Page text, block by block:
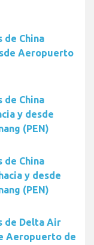
de China
Aeropuerto
de China
y desde
(PEN)
de China
y desde
(PEN)
de Delta Air
Aeropuerto de